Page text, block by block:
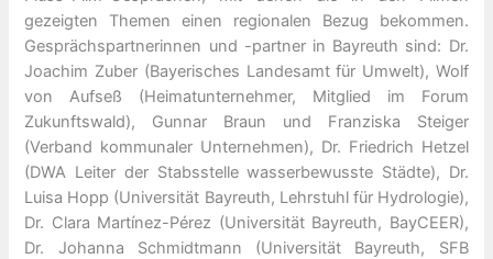
gezeigten Themen einen regionalen Bezug bekommen.
Gesprächspartnerinnen und -partner in Bayreuth sind: Dr.
Joachim Zuber (Bayerisches Landesamt für Umwelt), Wolf
von Aufseß (Heimatunternehmer, Mitglied im Forum
Zukunftswald), Gunnar Braun und Franziska Steiger
(Verband kommunaler Unternehmen), Dr. Friedrich Hetzel
(DWA Leiter der Stabsstelle wasserbewusste Städte), Dr.
Luisa Hopp (Universität Bayreuth, Lehrstuhl für Hydrologie),
Dr. Clara Martínez-Pérez (Universität Bayreuth, BayCEER),
Dr. Johanna Schmidtmann (Universität Bayreuth, SFB